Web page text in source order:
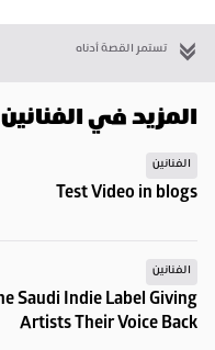
تستمر القصة أدناه
المزيد في الفنانين
الفنانين
Test Video in blogs
الفنانين
Artists Their Voice Back